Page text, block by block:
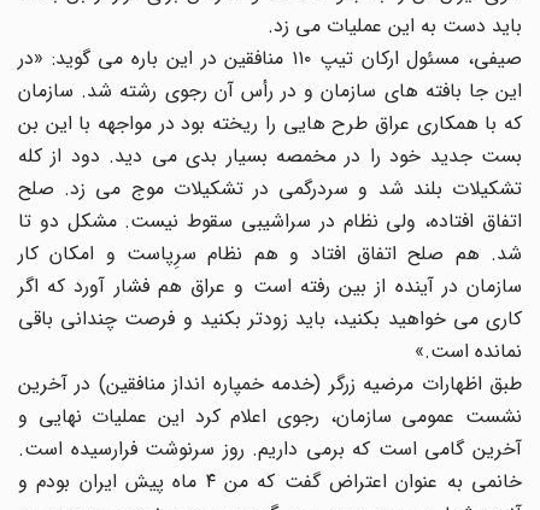
باید دست به این عملیات می زد.
صیفی، مسئول ارکان تیپ ۱۱۰ منافقین در این باره می گوید: «در
این جا بافته های سازمان و در رأس آن رجوی رشته شد. سازمان
که با همکاری عراق طرح هایی را ریخته بود در مواجهه با این بن
بست جدید خود را در مخمصه بسیار بدی می دید. دود از کله
تشکیلات بلند شد و سردرگمی در تشکیلات موج می زد. صلح
اتفاق افتاده، ولی نظام در سراشیبی سقوط نیست. مشکل دو تا
شد. هم صلح اتفاق افتاد و هم نظام سرِپاست و امکان کار
سازمان در آینده از بین رفته است و عراق هم فشار آورد که اگر
کاری می خواهید بکنید، باید زودتر بکنید و فرصت چندانی باقی
نمانده است.»
طبق اظهارات مرضیه زرگر (خدمه خمپاره انداز منافقین) در آخرین
نشست عمومی سازمان، رجوی اعلام کرد این عملیات نهایی و
آخرین گامی است که برمی داریم. روز سرنوشت فرارسیده است.
خانمی به عنوان اعتراض گفت که من ۴ ماه پیش ایران بودم و